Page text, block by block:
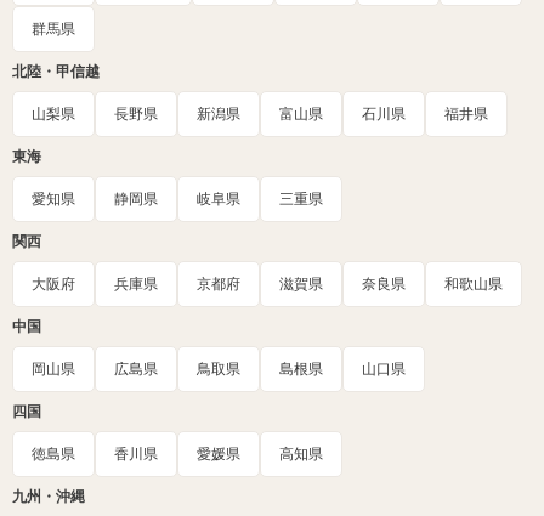
群馬県
北陸・甲信越
山梨県 長野県 新潟県 富山県 石川県 福井県
東海
愛知県 静岡県 岐阜県 三重県
関西
大阪府 兵庫県 京都府 滋賀県 奈良県 和歌山県
中国
岡山県 広島県 鳥取県 島根県 山口県
四国
徳島県 香川県 愛媛県 高知県
九州・沖縄